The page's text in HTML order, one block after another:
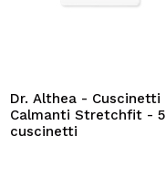
Creando un account
acquisti velocemente,
consultare le tue
Dr. Althea - Cuscinetti
Calmanti Stretchfit -
cuscinetti